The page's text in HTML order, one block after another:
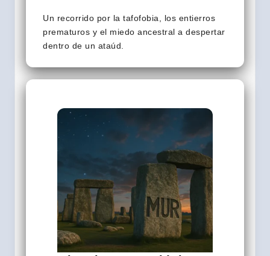
Un recorrido por la tafofobia, los entierros
prematuros y el miedo ancestral a despertar
dentro de un ataúd.